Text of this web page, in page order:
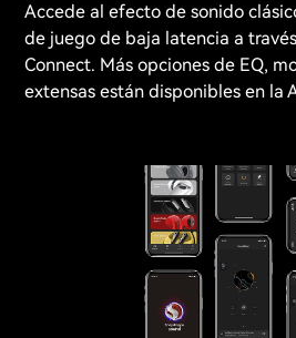
Accede al efecto de sonido
de juego de baja latencia a
Connect. Más opciones de EQ,
extensas están disponibles en la